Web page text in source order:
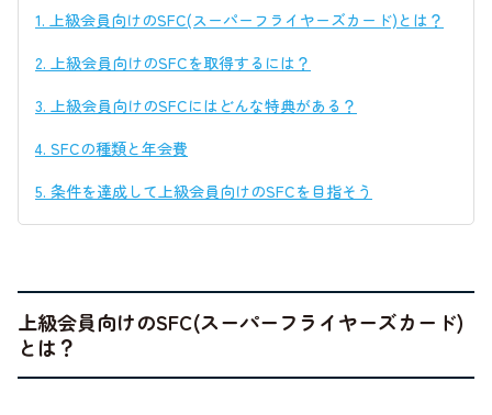
1. 上級会員向けのSFC(スーパーフライヤーズカード)とは？
2. 上級会員向けのSFCを取得するには？
3. 上級会員向けのSFCにはどんな特典がある？
4. SFCの種類と年会費
5. 条件を達成して上級会員向けのSFCを目指そう
上級会員向けのSFC(スーパーフライヤーズカード)
とは？